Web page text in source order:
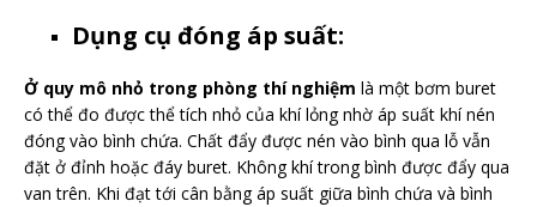
Dụng cụ đóng áp suất:
Ở quy mô nhỏ trong phòng thí nghiệm là một bơm buret
có thể đo được thể tích nhỏ của khí lỏng nhờ áp suất khí nén
đóng vào bình chứa. Chất đẩy được nén vào bình qua lỗ vẫn
đặt ở đỉnh hoặc đáy buret. Không khí trong bình được đẩy qua
van trên. Khi đạt tới cân bằng áp suất giữa bình chứa và bình